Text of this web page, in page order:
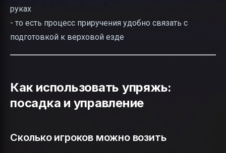
руках
- то есть процесс приручения удобно связать с
подготовкой к верховой езде
Как использовать упряжь:
посадка и управление
Сколько игроков можно возить